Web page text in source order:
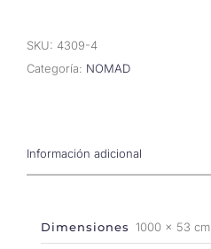
SKU: 4309-4
Categoría: NOMAD
Información adicional
Dimensiones 1000 × 53 cm